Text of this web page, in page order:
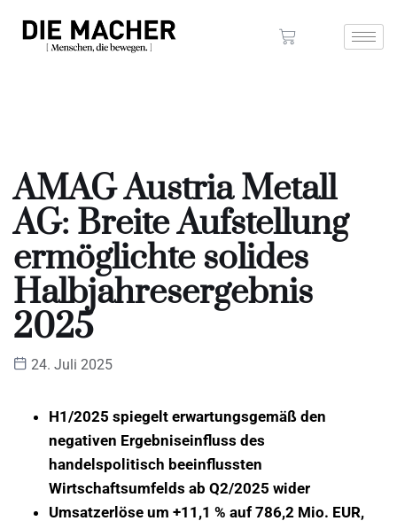
AMAG Austria Metall
AG: Breite Aufstellung
ermöglichte solides
Halbjahresergebnis
2025
24. Juli 2025
H1/2025 spiegelt erwartungsgemäß den
negativen Ergebniseinfluss des
handelspolitisch beeinflussten
Wirtschaftsumfelds ab Q2/2025 wider
Umsatzerlöse um +11,1 % auf 786,2 Mio. EUR,